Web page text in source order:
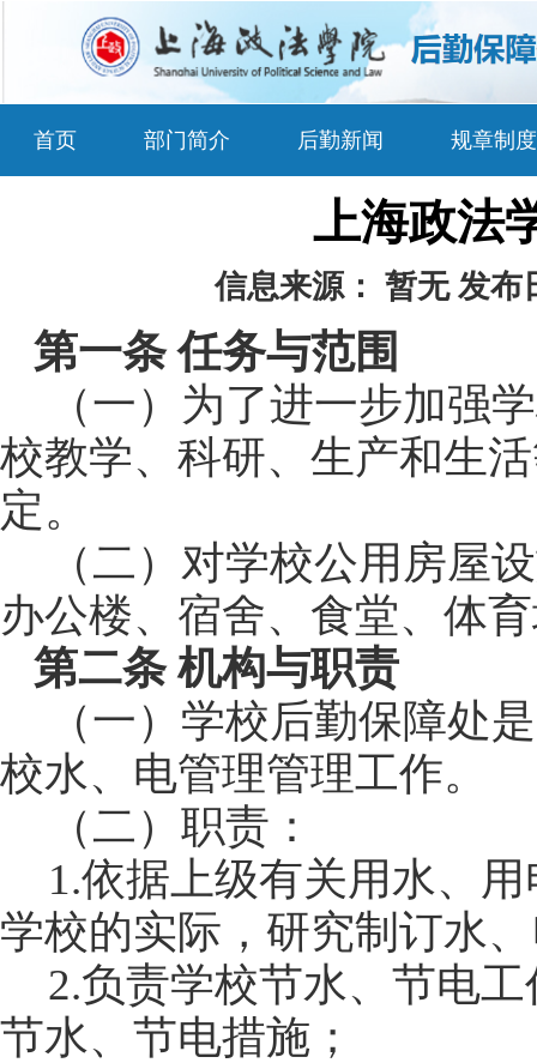
首页 部门简介 后勤新闻 规章制度
上海政法
信息来源： 暂无 发布
第一条 任务与范围
（一）为了进一步加强
校教学、科研、生产和生
定。
（二）对学校公用房屋
办公楼、宿舍、食堂、体
第二条 机构与职责
（一）学校后勤保障处
校水、电管理管理工作。
（二）职责：
1.依据上级有关用水、
学校的实际，研究制订水
2.负责学校节水、节电
节水、节电措施；